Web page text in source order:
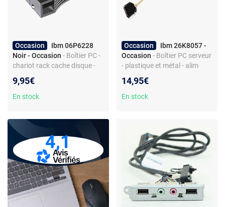
Occasion
Ibm 06P6228
Noir - Occasion - Boîtier PC -
chariot rack cache disque -
9,95€
En stock
Occasion
Ibm 26K8057 -
Occasion - Boîtier PC serveur
- plastique et métal - alim
connecteur HE-10
14,95€
En stock
4,1